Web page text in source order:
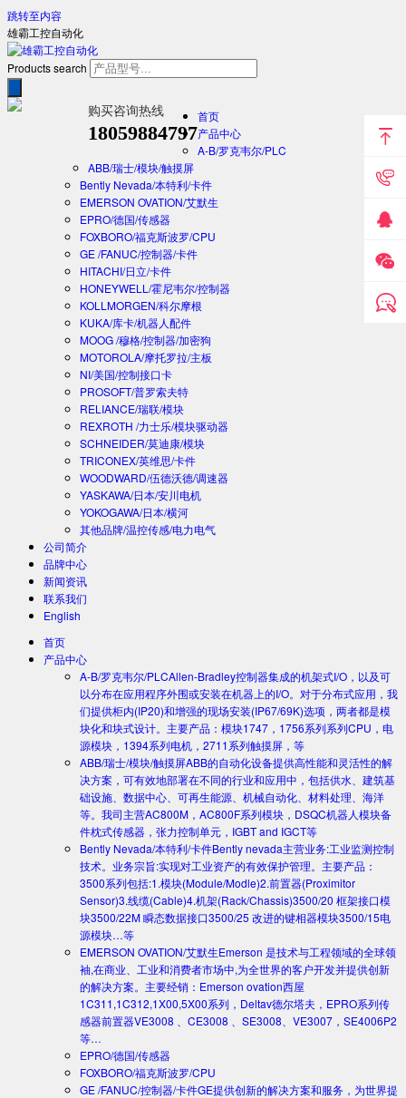
跳转至内容
雄霸工控自动化
Products search
购买咨询热线
18059884797
首页
产品中心
A-B/罗克韦尔/PLC
ABB/瑞士/模块/触摸屏
Bently Nevada/本特利/卡件
EMERSON OVATION/艾默生
EPRO/德国/传感器
FOXBORO/福克斯波罗/CPU
GE /FANUC/控制器/卡件
HITACHI/日立/卡件
HONEYWELL/霍尼韦尔/控制器
KOLLMORGEN/科尔摩根
KUKA/库卡/机器人配件
MOOG /穆格/控制器/加密狗
MOTOROLA/摩托罗拉/主板
NI/美国/控制接口卡
PROSOFT/普罗索夫特
RELIANCE/瑞联/模块
REXROTH /力士乐/模块驱动器
SCHNEIDER/莫迪康/模块
TRICONEX/英维思/卡件
WOODWARD/伍德沃德/调速器
YASKAWA/日本/安川电机
YOKOGAWA/日本/横河
其他品牌/温控传感/电力电气
公司简介
品牌中心
新闻资讯
联系我们
English
首页
产品中心
A-B/罗克韦尔/PLCAllen-Bradley控制器集成的机架式I/O，以及可
以分布在应用程序外围或安装在机器上的I/O。对于分布式应用，我
们提供柜内(IP20)和增强的现场安装(IP67/69K)选项，两者都是模
块化和块式设计。主要产品：模块1747，1756系列系列CPU，电
源模块，1394系列电机，2711系列触摸屏，等
ABB/瑞士/模块/触摸屏ABB的自动化设备提供高性能和灵活性的解
决方案，可有效地部署在不同的行业和应用中，包括供水、建筑基
础设施、数据中心、可再生能源、机械自动化、材料处理、海洋
等。我司主营AC800M，AC800F系列模块，DSQC机器人模块备
件枕式传感器，张力控制单元，IGBT and IGCT等
Bently Nevada/本特利/卡件Bently nevada主营业务:工业监测控制
技术。业务宗旨:实现对工业资产的有效保护管理。主要产品：
3500系列包括:1.模块(Module/Modle)2.前置器(Proximitor
Sensor)3.线缆(Cable)4.机架(Rack/Chassis)3500/20 框架接口模
块3500/22M 瞬态数据接口3500/25 改进的键相器模块3500/15电
源模块…等
EMERSON OVATION/艾默生Emerson 是技术与工程领域的全球领
袖,在商业、工业和消费者市场中,为全世界的客户开发并提供创新
的解决方案。主要经销：Emerson ovation西屋
1C311,1C312,1X00,5X00系列，Deltav德尔塔夫，EPRO系列传
感器前置器VE3008 、CE3008 、SE3008、VE3007，SE4006P2
等…
EPRO/德国/传感器
FOXBORO/福克斯波罗/CPU
GE /FANUC/控制器/卡件GE提供创新的解决方案和服务，为世界提